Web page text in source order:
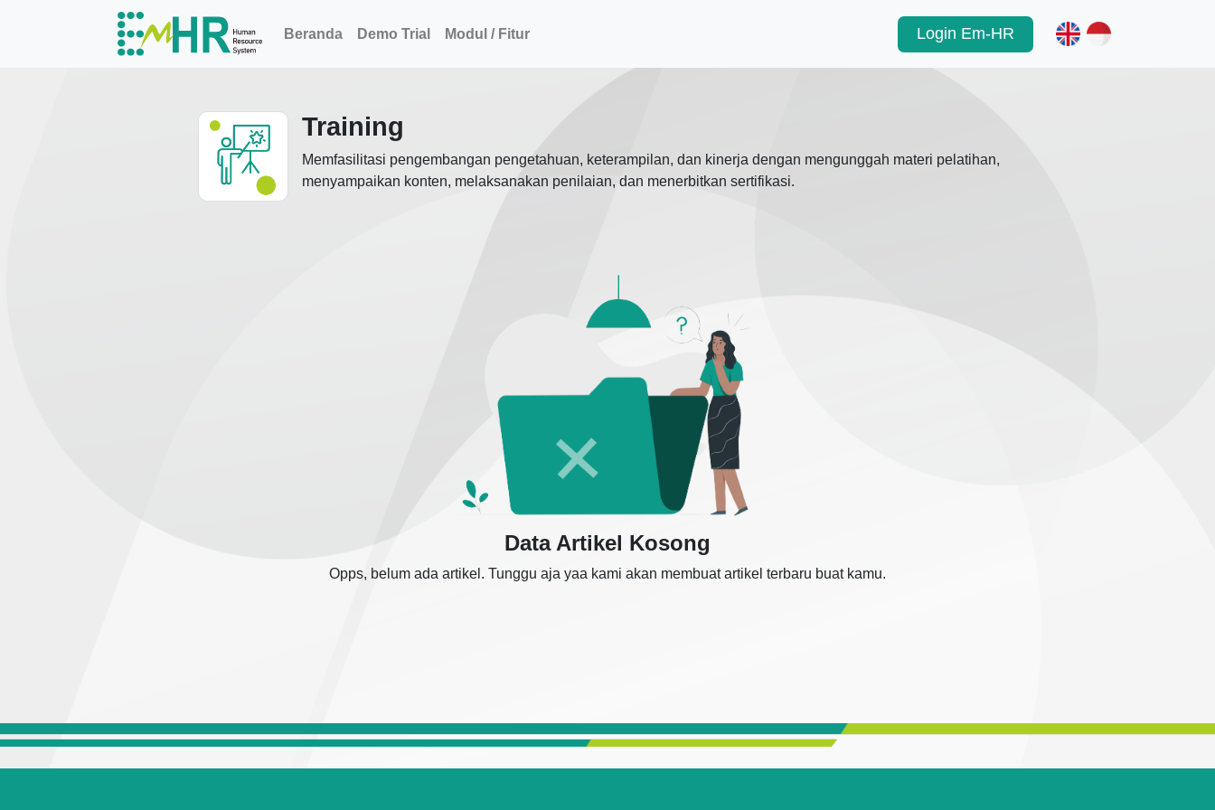
Beranda Demo Trial Modul / Fitur Login Em-HR
Training
Memfasilitasi pengembangan pengetahuan, keterampilan, dan kinerja dengan mengunggah materi pelatihan,
menyampaikan konten, melaksanakan penilaian, dan menerbitkan sertifikasi.
Data Artikel Kosong
Opps, belum ada artikel. Tunggu aja yaa kami akan membuat artikel terbaru buat kamu.